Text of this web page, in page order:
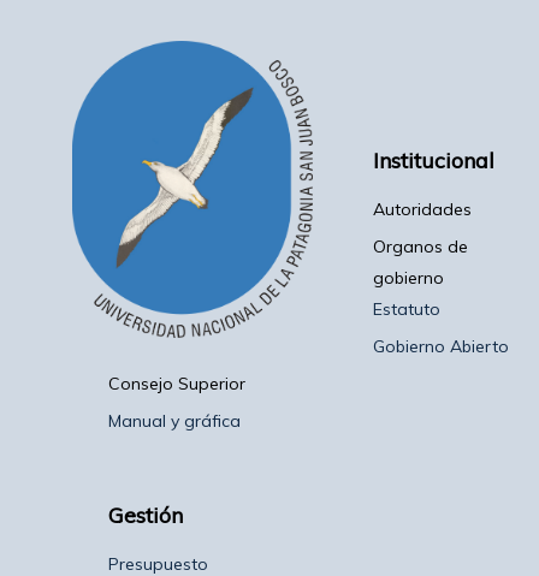
Institucional
Autoridades
Organos de
gobierno
Estatuto
Gobierno Abierto
Consejo Superior
Manual y gráfica
Gestión
Presupuesto